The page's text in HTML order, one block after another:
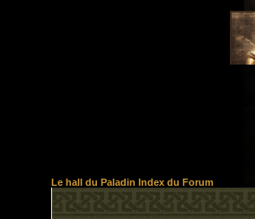
Le hall du Paladin Index du Forum